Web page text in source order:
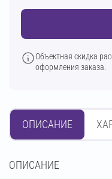
Объектная скидка
оформления заказа.
ОПИСАНИЕ
OПИСАНИЕ